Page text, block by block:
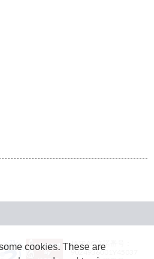
cookies. These are
JASRAC許諾番号：
9024936001Y45037